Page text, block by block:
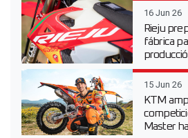
16 Jun 26
Rieju
fábrica
15 Jun 26
KTM
Master